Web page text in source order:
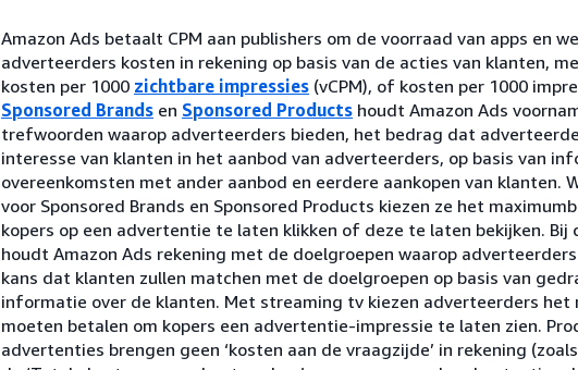
Amazon Ads betaalt CPM aan publishers om de voorraad van apps en
adverteerders kosten in rekening op basis van de acties van klanten,
kosten per 1000 zichtbare impressies (vCPM), of kosten per 1000
Sponsored Brands en Sponsored Products houdt Amazon Ads
trefwoorden waarop adverteerders bieden, het bedrag dat
interesse van klanten in het aanbod van adverteerders, op basis van
overeenkomsten met ander aanbod en eerdere aankopen van klanten.
voor Sponsored Brands en Sponsored Products kiezen ze het
kopers op een advertentie te laten klikken of deze te laten bekijken. Bij
houdt Amazon Ads rekening met de doelgroepen waarop
kans dat klanten zullen matchen met de doelgroepen op basis van
informatie over de klanten. Met streaming tv kiezen adverteerders het
moeten betalen om kopers een advertentie-impressie te laten zien.
advertenties brengen geen ‘kosten aan de vraagzijde’ in rekening